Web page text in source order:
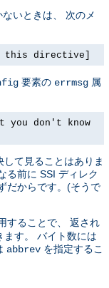
いときは、 次のメ
this directive]
要素の errmsg 属
you don't know
て見ることはありま
る前に SSI ディレク
だからです。(そうで
することで、 返され
ます。 バイト数には
abbrev を指定するこ